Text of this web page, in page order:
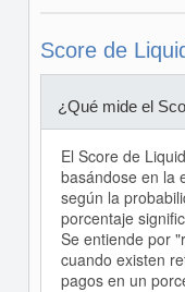
Score de
¿Qué mide el
El Score de
basándose en la
según la
porcentaje
Se entiende por
cuando existen
pagos en un